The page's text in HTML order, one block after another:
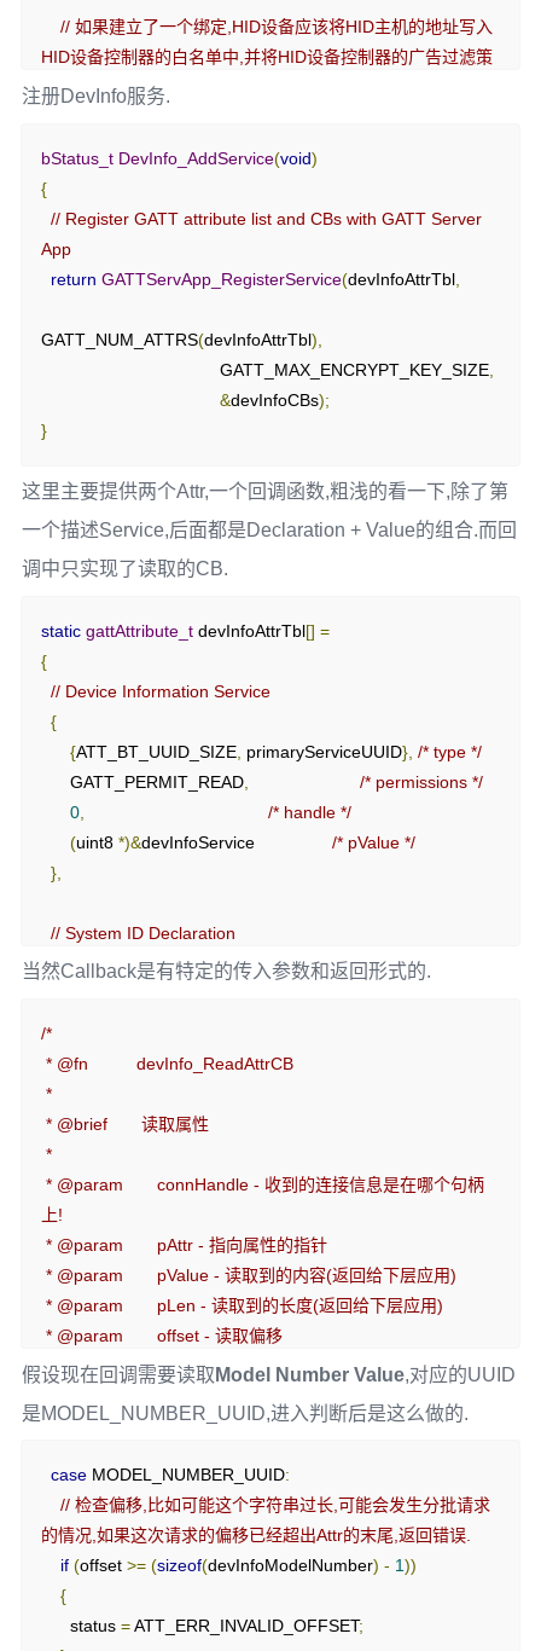
// 如果建立了一个绑定,HID设备应该将HID主机的地址写入
HID设备控制器的白名单中,并将HID设备控制器的广告过滤策
略设置为"仅处理白名单中的设备的扫描和连接请求"
GAPBondMgr_SetParameter
GAPBOND_AUTO_SYNC_WL
,
}
// 启动服务
GATTServApp_AddService
GATT_ALL_SERVICES
Batt_AddService ();
// 注册回调(电池)
ScanParam_Register (hidDevScanParamCB
// 立即执行HidDev_ProcessEvent里面的
START_DEVICE_EVT
  tmos_set_event
hidDevTaskId , START_DEVICE_EVT
注册DevInfo服务.
bStatus_t DevInfo_AddService(void)
{
// Register GATT attribute list and CBs with GATT Server
App
return GATTServApp_RegisterService(devInfoAttrTbl,
GATT_NUM_ATTRS(devInfoAttrTbl),
                                     GATT_MAX_ENCRYPT_KEY_SIZE
,
&devInfoCBs);
}
这里主要提供两个Attr,一个回调函数,粗浅的看一下,除了第
一个描述Service,后面都是Declaration + Value的组合.而回
调中只实现了读取的CB.
static gattAttribute_t devInfoAttrTbl[] =
{
// Device Information Service
{
{ATT_BT_UUID_SIZE, primaryServiceUUID}, /* type */
      GATT_PERMIT_READ
,
/* permissions */
0,
/* handle */
(uint8 *)&devInfoService /* pValue */
},
// System ID Declaration
{
0
// System ID Value
{
      GATT_PERMIT_READ
,
0
(
devInfoSystemId},
{
{ATT_BT_UUID_SIZE, characterUUID},
0,
&devInfoModelNumberProps},
// Model Number Value
{ATT_BT_UUID_SIZE, devInfoModelNumberUUID
当然Callback是有特定的传入参数和返回形式的.
/*
上!
* @param       maxLen - 读取最大长度
*
*/
static bStatus_t devInfo_ReadAttrCB(uint16 connHandle,
gattAttribute_t *pAttr,
                                    uint8
*pValue, uint16 * pLen
offset
假设现在回调需要读取 Model Number Value,对应的UUID
是MODEL_NUMBER_UUID,进入判断后是这么做的.
case MODEL_NUMBER_UUID:
// 检查偏移,比如可能这个字符串过长,可能会发生分批请求
的情况,如果这次请求的偏移已经超出Attr的末尾,返回错误.
if (offset >= (sizeof(devInfoModelNumber) - 1))
{
      status
= ATT_ERR_INVALID_OFFSET;